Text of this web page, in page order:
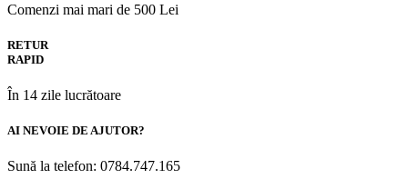
Comenzi mai mari de 500 Lei
RETUR
RAPID
În 14 zile lucrătoare
AI NEVOIE DE AJUTOR?
Sună la telefon: 0784.747.165